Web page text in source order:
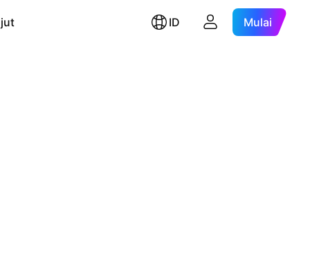
ID Mulai